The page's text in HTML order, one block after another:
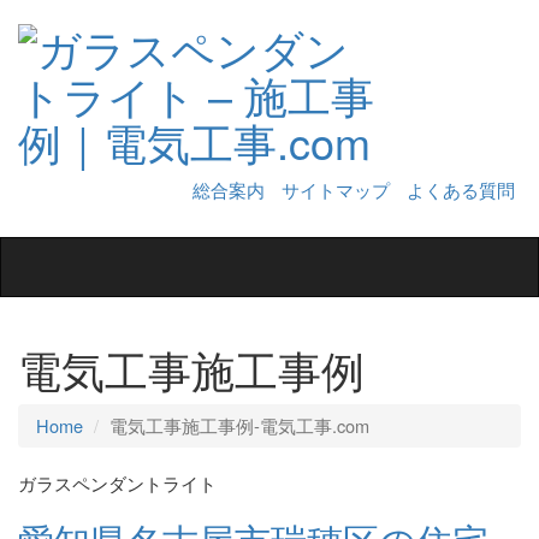
総合案内 サイトマップ よくある質問
navigation
電気工事施工事例
Home 電気工事施工事例‐電気工事.com
ガラスペンダントライト